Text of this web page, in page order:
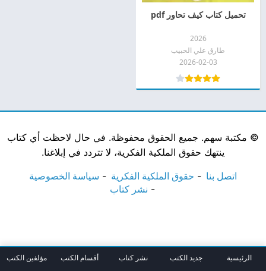
تحميل كتاب كيف تحاور pdf
2026
طارق علي الحبيب
2026-02-03
© مكتبة سهم. جميع الحقوق محفوظة. في حال لاحظت أي كتاب
ينتهك حقوق الملكية الفكرية، لا تتردد في إبلاغنا.
اتصل بنا حقوق الملكية الفكرية
سياسة الخصوصية
نشر كتاب
الرئيسية جديد الكتب نشر كتاب أقسام الكتب مؤلفين الكتب